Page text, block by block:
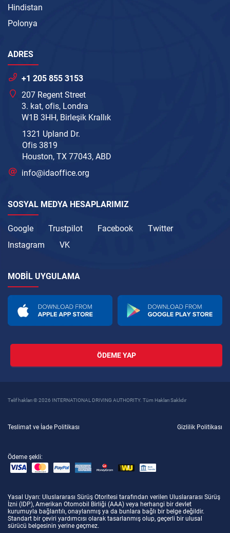
Hindistan
Polonya
ADRES
+1 205 855 3153
207 Regent Street
3. kat, ofis, Londra
W1B 3HH, Birleşik Krallık
1321 Upland Dr.
Ofis 3819
Houston, TX 77043, ABD
info@idaoffice.org
SOSYAL MEDYA HESAPLARIMIZ
Google Trustpilot Facebook
Twitter
Instagram
VK
MOBIL UYGULAMA
ÖDEME YAP
Telif hakları © 2026 INTERNATIONAL DRIVING AUTHORITY. Tüm Hakları Saklıdır
Teslimat ve İade Politikası Gizlilik Politikası
Ödeme şekli:
Yasal Uyarı: Uluslararası Sürüş Otoritesi tarafından verilen Uluslararası Sürüş
İzni (IDP), Amerikan Otomobil Birliği (AAA) veya herhangi bir devlet
kurumuyla bağlantılı, onaylanmış ya da bunlara bağlı bir belge değildir.
Standart bir çeviri yardımcısı olarak tasarlanmış olup, geçerli bir ulusal
sürücü belgesinin yerine geçmez.